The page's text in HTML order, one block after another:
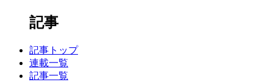
記事
記事トップ
連載一覧
記事一覧